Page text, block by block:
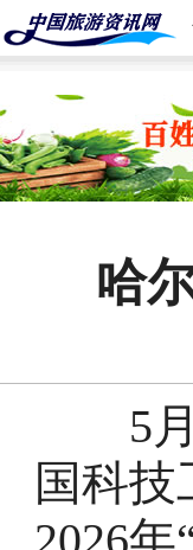
哈
5月
国科